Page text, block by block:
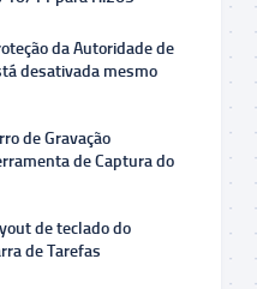
da Autoridade de
desativada mesmo
de Gravação
de Captura do
de teclado do
de Tarefas